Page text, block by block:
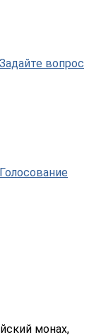
Задайте вопрос
Голосование
монах,